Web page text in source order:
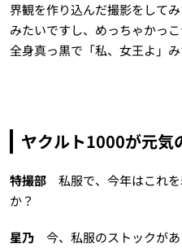
界観を作り込んだ撮影をして
みたいですし、めっちゃかっ
全身真っ黒で「私、女王よ」
ヤクルト1000が元気
特撮部私服で、今年はこれを
か？
星乃今、私服のストックがあ